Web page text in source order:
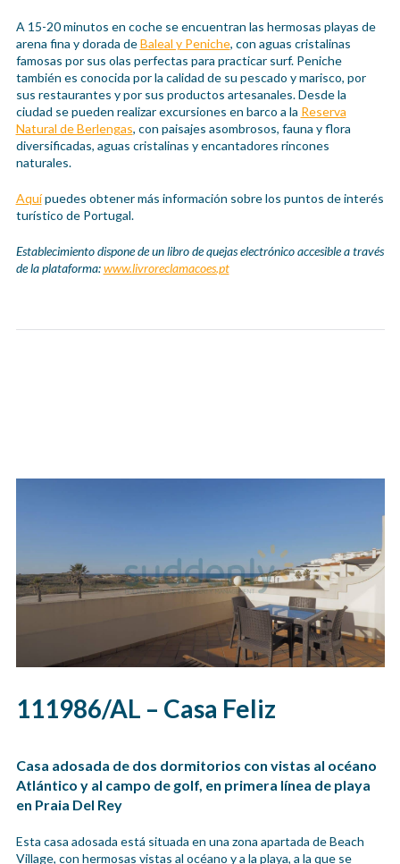
A 15-20 minutos en coche se encuentran las hermosas playas de
arena fina y dorada deBaleal y Peniche, con aguas cristalinas
famosas por sus olas perfectas para practicar surf. Peniche
también es conocida por la calidad de su pescado y marisco, por
sus restaurantes y por sus productos artesanales. Desde la
ciudad se pueden realizar excursiones en barco a la Reserva
Natural de Berlengas, con paisajes asombrosos, fauna y flora
diversificadas, aguas cristalinas y encantadores rincones
naturales.
Aquípuedes obtener más información sobre los puntos de interés
turístico de Portugal.
Establecimiento dispone de un libro de quejas electrónico accesible a través
de la plataforma:www.livroreclamacoes.pt
111986/AL – Casa Feliz
Casa adosada de dos dormitorios con vistas al océano
Atlántico y al campo de golf, en primera línea de playa
en Praia Del Rey
Esta casa adosada está situada en una zona apartada de Beach
Village, con hermosas vistas al océano y a la playa, a la que se